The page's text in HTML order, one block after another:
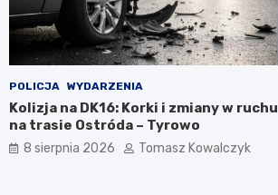
POLICJA WYDARZENIA
Kolizja na DK16: Korki i zmiany w ruchu
na trasie Ostróda – Tyrowo
8 sierpnia 2026 Tomasz Kowalczyk